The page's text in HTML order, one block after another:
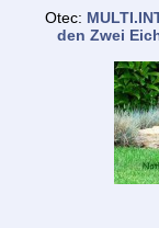
Otec:
den Zwei